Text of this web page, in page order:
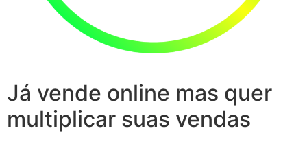
Já vende online mas quer
multiplicar suas vendas